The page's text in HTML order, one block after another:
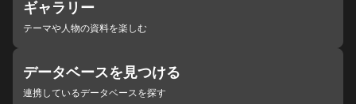
ギャラリー
テーマや人物の資料を楽しむ
データベースを見つける
連携しているデータベースを探す